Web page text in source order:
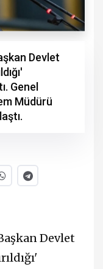
Devlet
Genel
Müdürü
Devlet